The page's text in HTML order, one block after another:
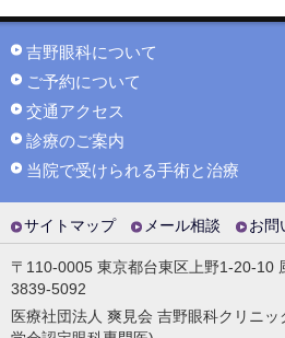
吉野眼科について
ご予約について
交通アクセス
診療のご案内
当院で受けられる手術と治療
サイトマップ メール相談 お問
〒110-0005 東京都台東区上野1-20-10
3839-5092
医療社団法人 爽見会 吉野眼科クリニ